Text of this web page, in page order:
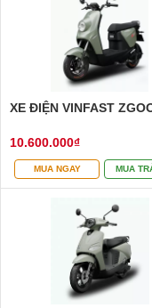
XE ĐIỆN VINFAST
10.600.000₫
MUA NGAY MUA